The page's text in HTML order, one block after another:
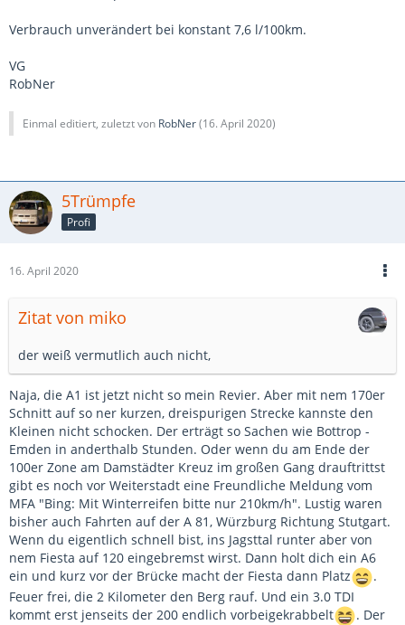
Verbrauch unverändert bei konstant 7,6 l/100km.
VG
RobNer
Einmal editiert, zuletzt von RobNer(16. April 2020)
5Trümpfe
Profi
16. April 2020
Zitat von miko
der weiß vermutlich auch nicht,
Naja, die A1 ist jetzt nicht so mein Revier. Aber mit nem 170er
Schnitt auf so ner kurzen, dreispurigen Strecke kannste den
Kleinen nicht schocken. Der erträgt so Sachen wie Bottrop -
Emden in anderthalb Stunden. Oder wenn du am Ende der
100er Zone am Damstädter Kreuz im großen Gang drauftrittst
gibt es noch vor Weiterstadt eine Freundliche Meldung vom
MFA "Bing: Mit Winterreifen bitte nur 210km/h". Lustig waren
bisher auch Fahrten auf der A 81, Würzburg Richtung Stutgart.
Wenn du eigentlich schnell bist, ins Jagsttal runter aber von
nem Fiesta auf 120 eingebremst wirst. Dann holt dich ein A6
ein und kurz vor der Brücke macht der Fiesta dann Platz
.
Feuer frei, die 2 Kilometer den Berg rauf. Und ein 3.0 TDI
kommt erst jenseits der 200 endlich vorbeigekrabbelt
. Der